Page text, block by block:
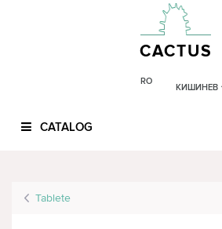
CACTUS
RO
КИШИНЕВ
CATALOG
Tablete